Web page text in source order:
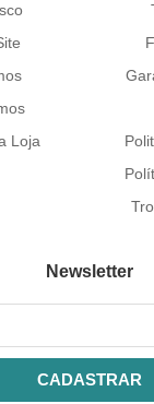
Loja
Newsletter
CADASTRAR